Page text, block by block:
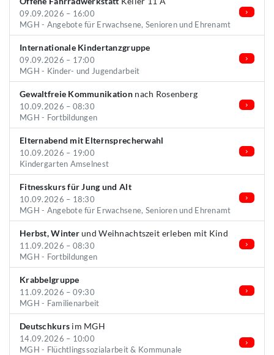
09.09.2026 – 16:00
MGH - Angebote für Erwachsene, Senioren und Ehrenamt
Internationale Kindertanzgruppe
09.09.2026 – 17:00
MGH - Kinder- und Jugendarbeit
Gewaltfreie Kommunikation nach Rosenberg
10.09.2026 – 08:30
MGH - Fortbildungen
Elternabend mit Elternsprecherwahl
10.09.2026 – 19:00
Kindergarten Amselnest
Fitnesskurs für Jung und Alt
10.09.2026 – 18:30
MGH - Angebote für Erwachsene, Senioren und Ehrenamt
Herbst, Winterund Weihnachtszeit erleben mit Kind
11.09.2026 – 08:30
MGH - Fortbildungen
Krabbelgruppe
11.09.2026 – 09:30
MGH - Familienarbeit
Deutschkurs im MGH
14.09.2026 – 10:00
MGH - Flüchtlingssozialarbeit & Kommunale